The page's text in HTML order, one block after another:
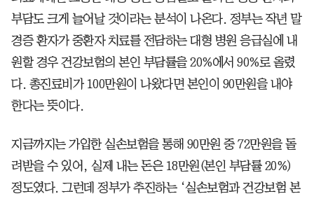
부담도 크게 늘어날 것이라는 분석이 나온다. 정부는 작년 말
경증 환자가 중환자 치료를 전담하는 대형 병원 응급실에 내
원할 경우 건강보험의 본인 부담률을 20%에서 90%로 올렸
다. 총진료비가 100만원이 나왔다면 본인이 90만원을 내야
한다는 뜻이다.
지금까지는 가입한 실손보험을 통해 90만원 중 72만원을 돌
려받을 수 있어, 실제 내는 돈은 18만원(본인 부담률 20%)
정도였다. 그런데 정부가 추진하는 ‘실손보험과 건강보험 본